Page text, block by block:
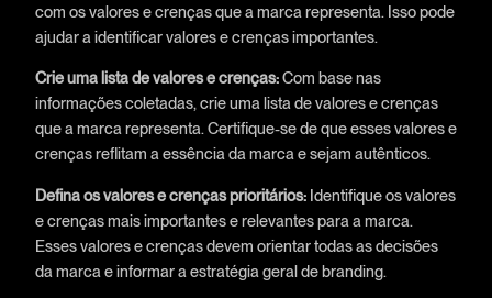
com os valores e crenças que a marca representa. Isso pode
ajudar a identificar valores e crenças importantes.
Crie uma lista de valores e crenças:Com base nas
informações coletadas, crie uma lista de valores e crenças
que a marca representa. Certifique-se de que esses valores e
crenças reflitam a essência da marca e sejam autênticos.
Defina os valores e crenças prioritários: Identifique os valores
e crenças mais importantes e relevantes para a marca.
Esses valores e crenças devem orientar todas as decisões
da marca e informar a estratégia geral de branding.